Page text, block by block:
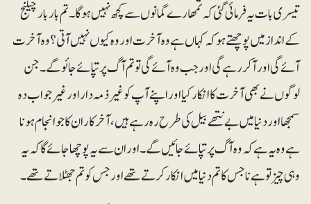
تیسری بات یہ فرمائی گئی کہ تمھارے گمانوں سے کچھ نہیں ہوگا۔ تم بار بار چیلنج
کے انداز میں پوچھتے ہو کہ کہاں ہے وہ آخرت اور وہ کیو ں نہیں آتی؟ وہ آخرت
آئے گی اور آکر رہے گی اور جب وہ آئے گی تو تم آگ پر تپائے جائو گے۔ جن
لوگوں نے بھی آخرت کا انکار کیا اور اپنے آپ کو غیرذمہ دار اور غیر جواب دہ
سمجھا اور دنیا میں بے نتھے بیل کی طرح رہ رہے ہیں، آخرکار ان کا جو انجام ہونا
ہے وہ یہ ہے کہ وہ آگ پر تپائے جائیں گے۔ اور ان سے یہ پوچھا جائے گا کہ یہ
وہی چیز تو ہے نا جس کا تم دنیا میں انکار کرتے تھے اور جس کو تم جھٹلاتے تھے۔